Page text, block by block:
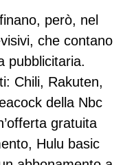
però, nel
che contano
pubblicitaria.
Chili, Rakuten,
della Nbc
gratuita
Hulu basic